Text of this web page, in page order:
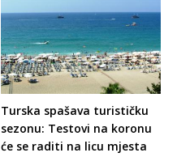
Turska spašava turističku
sezonu: Testovi na koronu
će se raditi na licu mjesta